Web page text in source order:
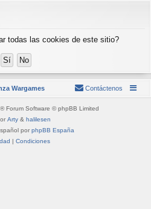
todas las cookies de este sitio?
Wargames Contáctenos
® Forum Software © phpBB Limited
Arty & halilesen
por phpBB España
| Condiciones